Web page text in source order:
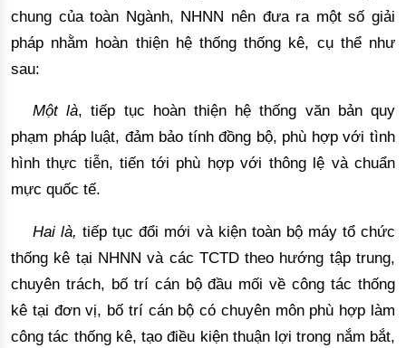
chung của toàn Ngành, NHNN nên đưa ra một số giải
pháp nhằm hoàn thiện hệ thống thống kê, cụ thể như
sau:
Một là, tiếp tục hoàn thiện hệ thống văn bản quy
phạm pháp luật, đảm bảo tính đồng bộ, phù hợp với tình
hình thực tiễn, tiến tới phù hợp với thông lệ và chuẩn
mực quốc tế.
Hai là, tiếp tục đổi mới và kiện toàn bộ máy tổ chức
thống kê tại NHNN và các TCTD theo hướng tập trung,
chuyên trách, bố trí cán bộ đầu mối về công tác thống
kê tại đơn vị, bố trí cán bộ có chuyên môn phù hợp làm
công tác thống kê, tạo điều kiện thuận lợi trong nắm bắt,